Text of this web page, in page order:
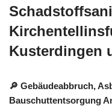
Kusterdingen
🔎 Gebäudeabbruch,
Bauschuttentsorgung